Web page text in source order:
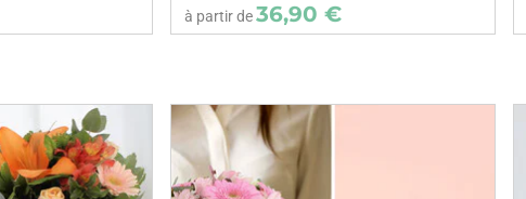
à partir de36,90 €